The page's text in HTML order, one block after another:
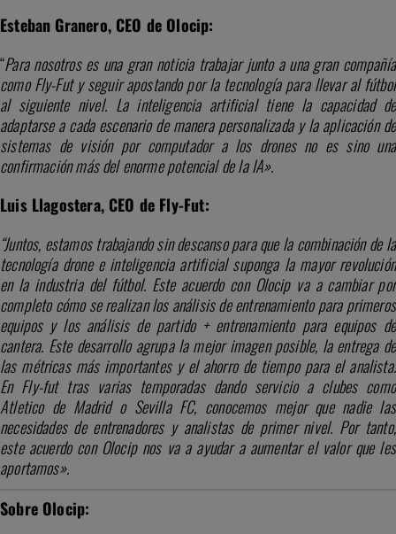
Esteban Granero, CEO de Olocip:
“Para nosotros es una gran noticia trabajar junto a una gran compañía
como Fly-Fut y seguir apostando por la tecnología para llevar al fútbol
al siguiente nivel. La inteligencia artificial tiene la capacidad de
adaptarse a cada escenario de manera personalizada y la aplicación de
sistemas de visión por computador a los drones no es sino una
confirmación más del enorme potencial de la IA».
Luis Llagostera, CEO de Fly-Fut:
“Juntos, estamos trabajando sin descanso para que la combinación de la
tecnología drone e inteligencia artificial suponga la mayor revolución
en la industria del fútbol. Este acuerdo con Olocip va a cambiar por
completo cómo se realizan los análisis de entrenamiento para primeros
equipos y los análisis de partido + entrenamiento para equipos de
cantera. Este desarrollo agrupa la mejor imagen posible, la entrega de
las métricas más importantes y el ahorro de tiempo para el analista.
En Fly-fut tras varias temporadas dando servicio a clubes como
Atletico de Madrid o Sevilla FC, conocemos mejor que nadie las
necesidades de entrenadores y analistas de primer nivel. Por tanto,
este acuerdo con Olocip nos va a ayudar a aumentar el valor que les
aportamos».
Sobre Olocip: